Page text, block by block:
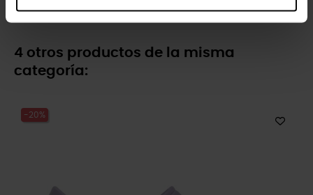
4 otros productos de la misma
categoría:
-20%